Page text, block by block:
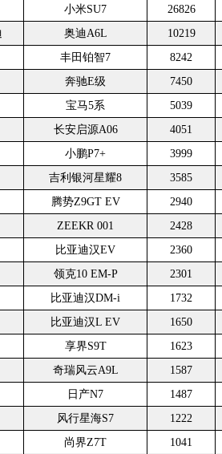
小米SU7
26826
奥迪A6L
10219
丰田铂智7
8242
奔驰E级
7450
宝马5系
5039
长安启源A06
4051
小鹏P7+
3999
吉利银河星耀8
3585
腾势Z9GT EV
2940
ZEEKR 001
2428
比亚迪汉EV
2360
领克10 EM-P
2301
比亚迪汉DM-i
1732
比亚迪汉L EV
1650
享界S9T
1623
奇瑞风云A9L
1587
日产N7
1487
风行星海S7
1222
尚界Z7T
1041